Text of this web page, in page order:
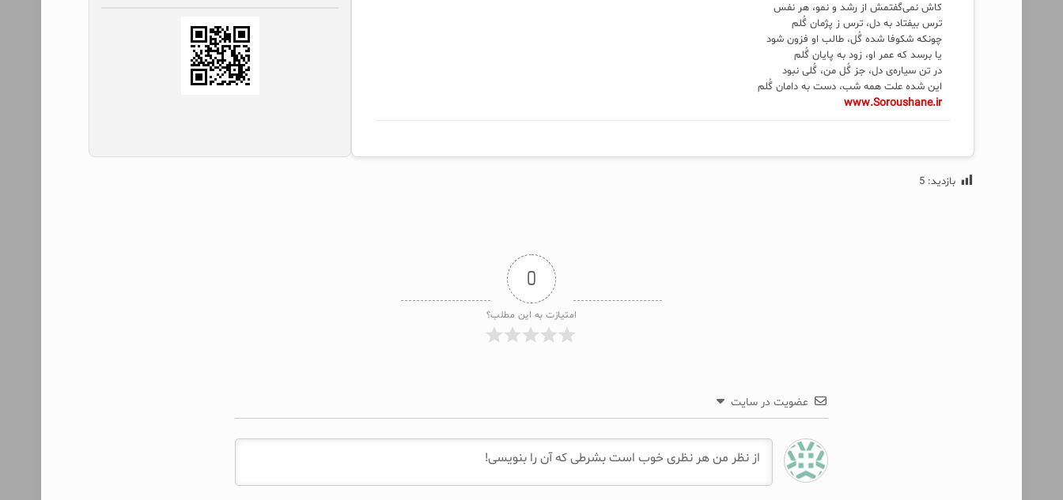
کاش نمی‌گفتمش از رشد و نمو، هر نفس
ترس بیفتاد به دل، ترس ز پژمان گُلم
چونکه شکوفا شده گُل، طالب او فزون شود
یا برسد که عمر او، زود به پایان گُلم
در تن سیاره‌ی دل، جز گُل من، گُلی نبود
این شده علت همه شب، دست به دامان گُلم
www.Soroushane.ir
بازدید: 5
0
امتیازت به این مطلب؟
عضویت در سایت